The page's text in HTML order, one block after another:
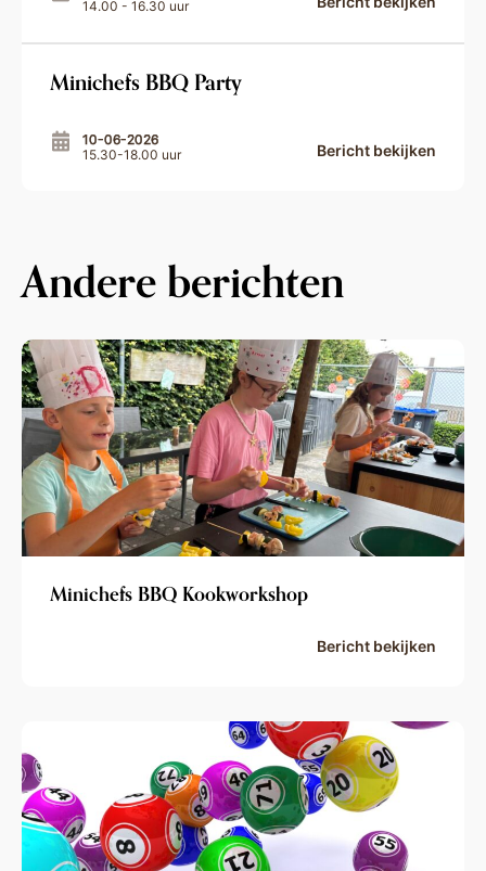
14.00 - 16.30 uur
Minichefs BBQ Party
10-06-2026
15.30-18.00 uur
Bericht bekijken
Andere berichten
Minichefs BBQ Kookworkshop
Bericht bekijken